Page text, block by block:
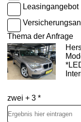
Leasingangebot
Thema der Anfrage
zwei + 3 *